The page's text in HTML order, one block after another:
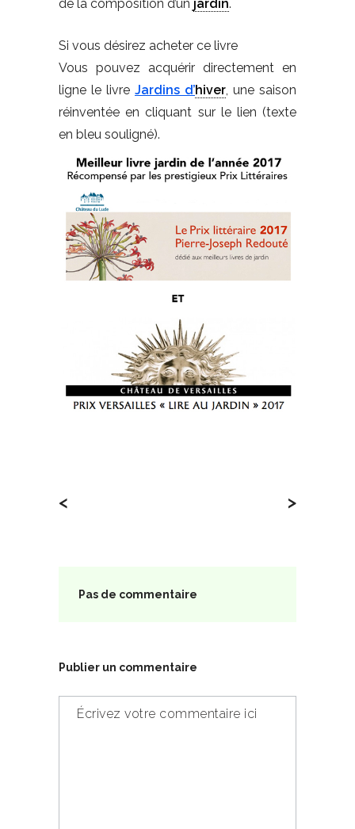
de la composition d’un jardin.
Si vous désirez acheter ce livre
Vous pouvez acquérir directement en
ligne le livre Jardins d’hiver , une saison
réinventée en cliquant sur le lien (texte
en bleu souligné).
< >
Pas de commentaire
Publier un commentaire